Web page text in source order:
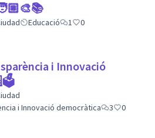
Educació 1 0
i Innovació
i Innovació democràtica
3 0